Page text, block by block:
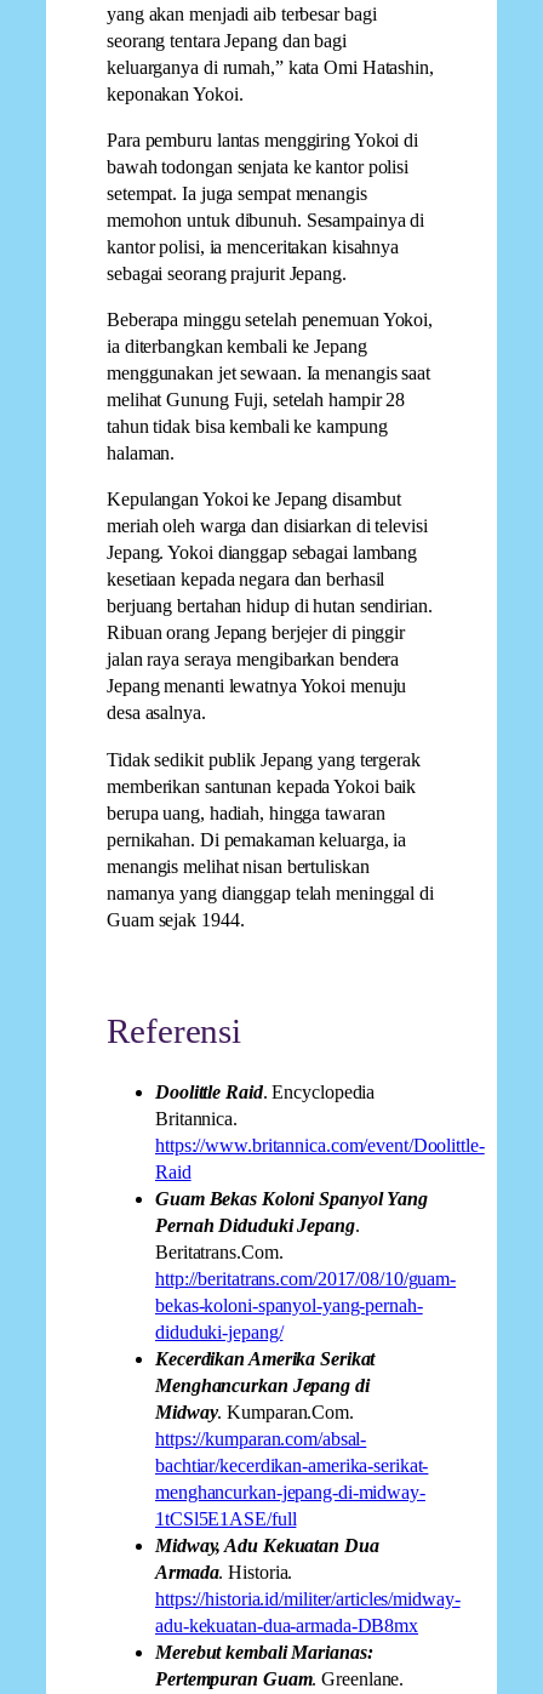
yang akan menjadi aib terbesar bagi
seorang tentara Jepang dan bagi
keluarganya di rumah,” kata Omi Hatashin,
keponakan Yokoi.
Para pemburu lantas menggiring Yokoi di
bawah todongan senjata ke kantor polisi
setempat. Ia juga sempat menangis
memohon untuk dibunuh. Sesampainya di
kantor polisi, ia menceritakan kisahnya
sebagai seorang prajurit Jepang.
Beberapa minggu setelah penemuan Yokoi,
ia diterbangkan kembali ke Jepang
menggunakan jet sewaan. Ia menangis saat
melihat Gunung Fuji, setelah hampir 28
tahun tidak bisa kembali ke kampung
halaman.
Kepulangan Yokoi ke Jepang disambut
meriah oleh warga dan disiarkan di televisi
Jepang. Yokoi dianggap sebagai lambang
kesetiaan kepada negara dan berhasil
berjuang bertahan hidup di hutan sendirian.
Ribuan orang Jepang berjejer di pinggir
jalan raya seraya mengibarkan bendera
Jepang menanti lewatnya Yokoi menuju
desa asalnya.
Tidak sedikit publik Jepang yang tergerak
memberikan santunan kepada Yokoi baik
berupa uang, hadiah, hingga tawaran
pernikahan. Di pemakaman keluarga, ia
menangis melihat nisan bertuliskan
namanya yang dianggap telah meninggal di
Guam sejak 1944.
Referensi
Doolittle Raid. Encyclopedia
Britannica.
https://www.britannica.com/event/Doolittle-
Raid
Guam Bekas Koloni Spanyol Yang
Pernah Diduduki Jepang.
Beritatrans.Com.
http://beritatrans.com/2017/08/10/guam-
bekas-koloni-spanyol-yang-pernah-
diduduki-jepang/
Kecerdikan Amerika Serikat
Menghancurkan Jepang di
Midway. Kumparan.Com.
https://kumparan.com/absal-
bachtiar/kecerdikan-amerika-serikat-
menghancurkan-jepang-di-midway-
1tCSl5E1ASE/full
Midway, Adu Kekuatan Dua
Armada. Historia.
https://historia.id/militer/articles/midway-
adu-kekuatan-dua-armada-DB8mx
Merebut kembali Marianas:
Pertempuran Guam. Greenlane.